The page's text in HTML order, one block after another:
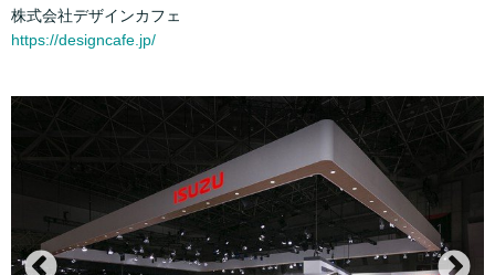
株式会社デザインカフェ
https://designcafe.jp/